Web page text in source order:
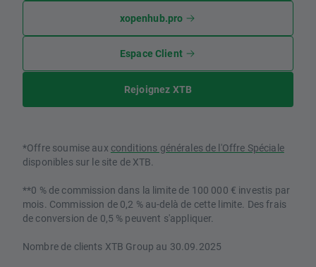
xopenhub.pro
Espace Client
Rejoignez XTB
*Offre soumise aux conditions générales de l'Offre Spéciale
disponibles sur le site de XTB.
**0 % de commission dans la limite de 100 000 € investis par
mois. Commission de 0,2 % au-delà de cette limite. Des frais
de conversion de 0,5 % peuvent s'appliquer.
Nombre de clients XTB Group au 30.09.2025